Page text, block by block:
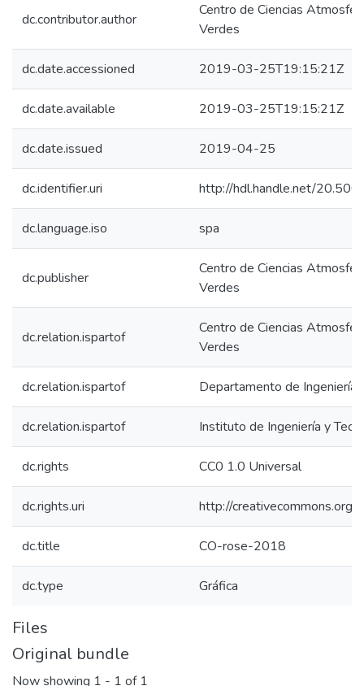
dc.contributor.author
Centro de Ciencias
Verdes
dc.date.accessioned 2019-03-25T19:15:21Z
dc.date.available 2019-03-25T19:15:21Z
dc.date.issued 2019-04-25
dc.identifier.uri http://hdl.handle.net/
dc.language.iso spa
dc.publisher
Centro de Ciencias
Verdes
dc.relation.ispartof
Centro de Ciencias
Verdes
dc.relation.ispartof Departamento de Ingeniería
dc.relation.ispartof Instituto de Ingeniería y
dc.rights CC0 1.0 Universal
dc.rights.uri http://creativecommons.org/
dc.title CO-rose-2018
dc.type Gráfica
Files
Original bundle
Now showing 1 - 1 of 1